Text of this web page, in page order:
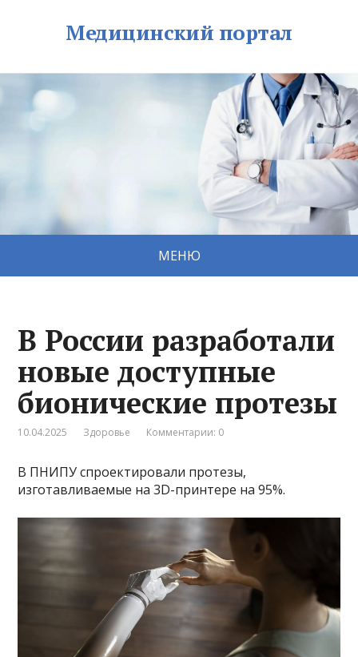
Медицинский портал
МЕНЮ
В России разработали
новые доступные
бионические протезы
10.04.2025 Здоровье Комментарии: 0
В ПНИПУ спроектировали протезы,
изготавливаемые на 3D-принтере на 95%.